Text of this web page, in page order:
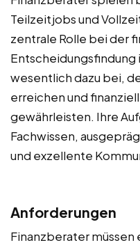
Teilzeitjobs und
zentrale Rolle bei der
Entscheidungsfindung
wesentlich dazu bei,
erreichen und
gewährleisten. Ihre
Fachwissen,
und exzellente
Anforderungen
Finanzberater müssen